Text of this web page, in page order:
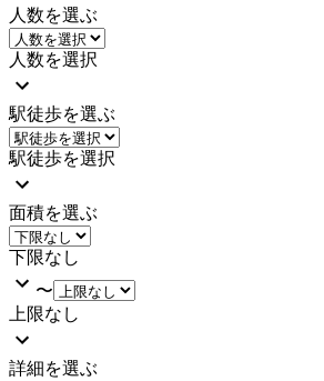
人数を選ぶ
人数を選択
駅徒歩を選ぶ
駅徒歩を選択
面積を選ぶ
下限なし
〜
上限なし
詳細を選ぶ